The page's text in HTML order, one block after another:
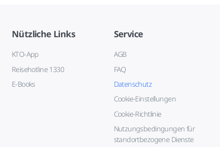
Nützliche Links
KTO-App
Reisehotline 1330
E-Books
Service
AGB
FAQ
Datenschutz
Cookie-Einstellungen
Cookie-Richtlinie
Nutzungsbedingungen für
standortbezogene Dienste